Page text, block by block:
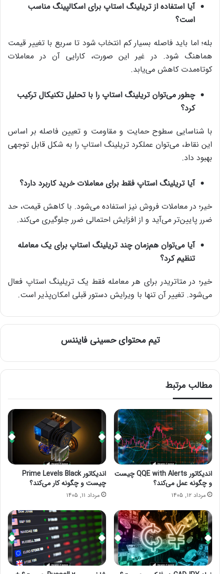
آیا استفاده از تریلینگ استاپ برای اسکالپینگ مناسب
است؟
بله؛ اما باید فاصله بسیار کم انتخاب شود تا سریع با تغییر قیمت
هماهنگ شود. در غیر این صورت، کارایی آن در معاملات
کوتاه‌مدت کاهش می‌یابد.
چطور می‌توان تریلینگ استاپ را با تحلیل تکنیکال ترکیب
کرد؟
با شناسایی سطوح حمایت و مقاومت و تعیین فاصله بر اساس
این نقاط، می‌توان عملکرد تریلینگ استاپ را به شکل قابل توجهی
بهبود داد.
آیا تریلینگ استاپ فقط برای معاملات خرید کاربرد دارد؟
خیر؛ در معاملات فروش نیز استفاده می‌شود. با کاهش قیمت، حد
ضرر پایین‌تر می‌آید و از افزایش احتمالی ضرر جلوگیری می‌کند.
آیا می‌توان هم‌زمان چند تریلینگ استاپ برای یک معامله
تنظیم کرد؟
خیر؛ در متاتریدر برای هر معامله فقط یک تریلینگ استاپ فعال
می‌شود. تغییر آن تنها با ویرایش دستور قبلی امکان‌پذیر است.
تیم محتوای حسینی‌ فایننس
مطالب مرتبط
اندیکاتور QQE with Alerts چیست
و چگونه عمل می‌کند؟
مرداد ۱۲, ۱۴۰۵
اندیکاتور Prime Levels Black
چیست و چگونه کار می‌کند؟
مرداد ۱۱, ۱۴۰۵